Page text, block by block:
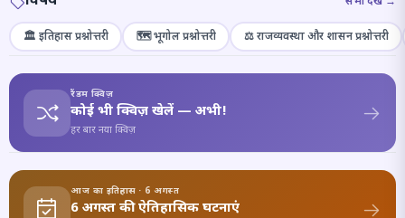
🏛️ इतिहास प्रश्नोत्तरी 🗺️ भूगोल प्रश्नोत्तरी ⚖️ राजव्यवस्था और शासन प्रश्नोत्तरी
रैंडम क्विज़
कोई भी क्विज़ खेलें — अभी!
हर बार नया क्विज़
आज का इतिहास · 6 अगस्त
6 अगस्त की ऐतिहासिक घटनाएं